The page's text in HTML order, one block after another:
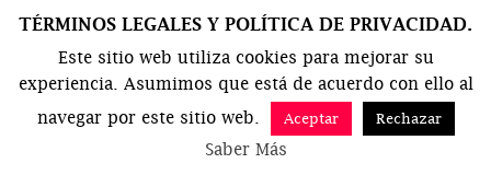
TÉRMINOS LEGALES Y POLÍTICA DE PRIVACIDAD.
Este sitio web utiliza cookies para mejorar su
experiencia. Asumimos que está de acuerdo con ello al
navegar por este sitio web.
Aceptar Rechazar
Saber Más